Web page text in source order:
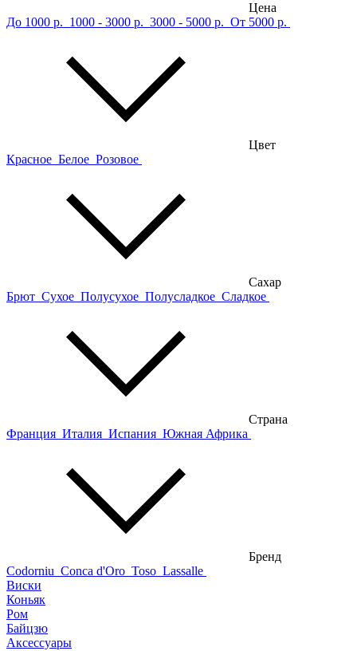
Цена
До 1000 р. 1000 - 3000 р. 3000 - 5000 р. От 5000 р.
Цвет
Красное Белое Розовое
Сахар
Брют Сухое Полусухое Полусладкое Сладкое
Страна
Франция Италия Испания Южная Африка
Бренд
Codorniu Conca d'Oro Toso Lassalle
Виски
Коньяк
Ром
Байцзю
Аксессуары